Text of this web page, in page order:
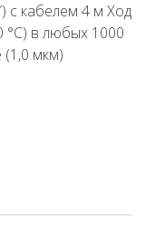
с кабелем 4 м Ход
°C) в любых 1000
мкм)